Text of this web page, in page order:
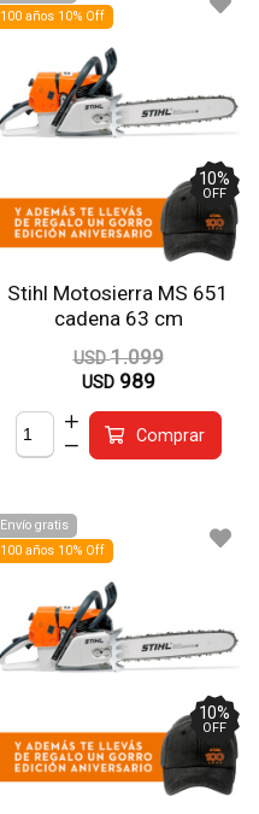
100 años 10% Off
Stihl Motosierra MS 651
cadena 63 cm
10%
OFF
USD 1.099
USD 989
Comprar
Envío gratis
100 años 10% Off
10%
OFF